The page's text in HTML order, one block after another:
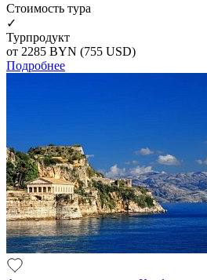
Cтоимость тура
✓
Турпродукт
от 2285 BYN (755 USD)
Подробнее